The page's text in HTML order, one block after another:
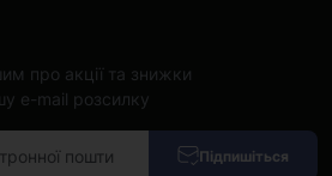
про акції та знижки
e-mail розсилку
Підпишіться